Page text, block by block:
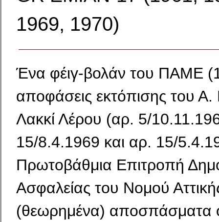
1969, 1970)
Ένα φέιγ-βολάν του ΠΑΜΕ
αποφάσεις εκτόπισης του
Λακκί Λέρου (αρ. 5/
15/8.4.1969 και αρ. 15/
Πρωτοβάθμια Επιτροπή
Ασφαλείας του Νομού
(θεωρημένα) αποσπάσματα